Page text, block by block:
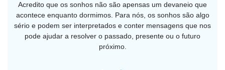
Acredito que os sonhos não são apensas um devaneio que
acontece enquanto dormimos. Para nós, os sonhos são algo
sério e podem ser interpretados e conter mensagens que nos
pode ajudar a resolver o passado, presente ou o futuro
próximo.